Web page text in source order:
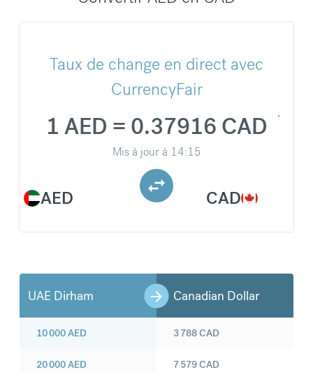
Taux de change en direct avec
CurrencyFair
AED
1 AED = 0.37916 CAD
Mis à jour à 14:15
CAD
UAE Dirham Canadian Dollar
10 000AED
20 000AED
3 788CAD
7 579CAD